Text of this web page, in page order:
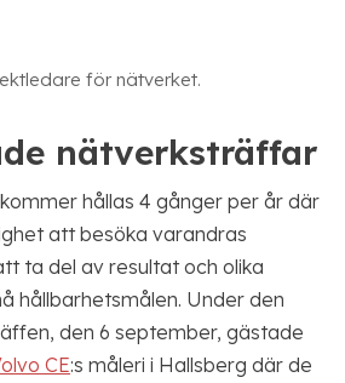
för nätverket.
nätverksträffar
hållas 4 gånger per år där
att besöka varandras
ta del av resultat och olika
hållbarhetsmålen. Under den
den 6 september, gästade
CE:s måleri i Hallsberg där de